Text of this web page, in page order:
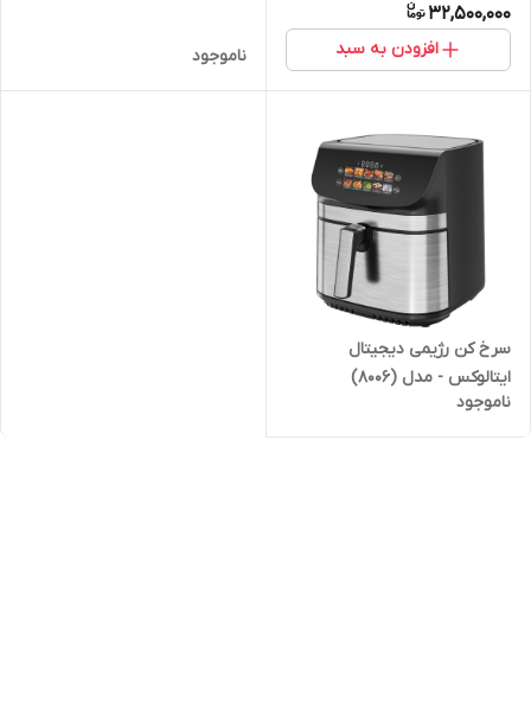
32,500,000
افزودن به سبد ناموجود
سرخ کن رژیمی دیجیتال
ایتالوکس - مدل (8006)
ناموجود